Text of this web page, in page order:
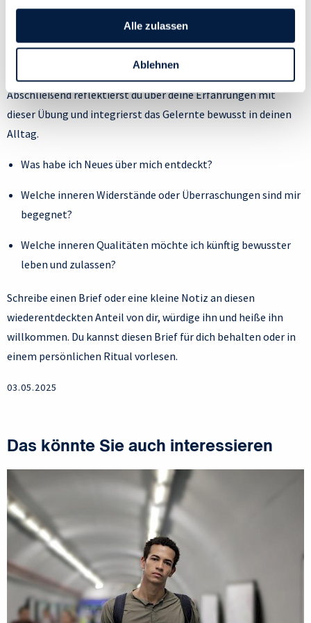
Ecke des Bildschirms klickst. Lies mehr darüber, wie wir
Cookies und andere Technologien zur Erfassung
Personen bezogener Daten verwenden:
Alle zulassen
Ablehnen
Schritt 7 – Integration und Würdigung
Abschließend reflektierst du über deine Erfahrungen mit
dieser Übung und integrierst das Gelernte bewusst in deinen
Alltag.
Was habe ich Neues über mich entdeckt?
Welche inneren Widerstände oder Überraschungen sind mir
begegnet?
Welche inneren Qualitäten möchte ich künftig bewusster
leben und zulassen?
Schreibe einen Brief oder eine kleine Notiz an diesen
wiederentdeckten Anteil von dir, würdige ihn und heiße ihn
willkommen. Du kannst diesen Brief für dich behalten oder in
einem persönlichen Ritual vorlesen.
03.05.2025
Das könnte Sie auch interessieren